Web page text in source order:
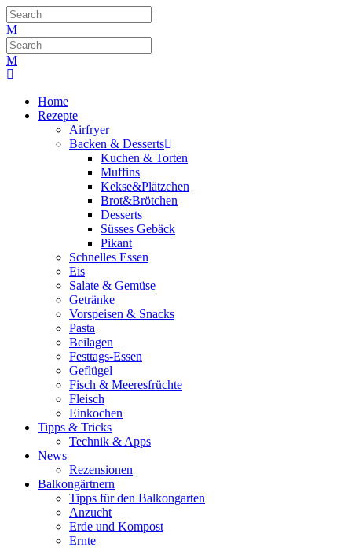
Home
Rezepte
Airfryer
Backen & Desserts
Kuchen & Torten
Muffins
Kekse&Plätzchen
Brot&Brötchen
Desserts
Süsses Gebäck
Pikant
Schnelles Essen
Eis
Salate & Gemüse
Getränke
Vorspeisen & Snacks
Pasta
Beilagen
Festtags-Essen
Geflügel
Fisch & Meeresfrüchte
Fleisch
Einkochen
Tipps & Tricks
Technik & Apps
News
Rezensionen
Balkongärtnern
Tipps für den Balkongarten
Anzucht
Erde und Kompost
Ernte